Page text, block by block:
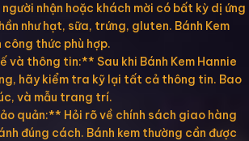
nhận hoặc khách mời có bất kỳ dị ứng
như hạt, sữa, trứng, gluten. Bánh Kem
công thức phù hợp.
và thông tin:** Sau khi Bánh Kem Hannie
hãy kiểm tra kỹ lại tất cả thông tin. Bao
và mẫu trang trí.
quản:** Hỏi rõ về chính sách giao hàng
đúng cách. Bánh kem thường cần được